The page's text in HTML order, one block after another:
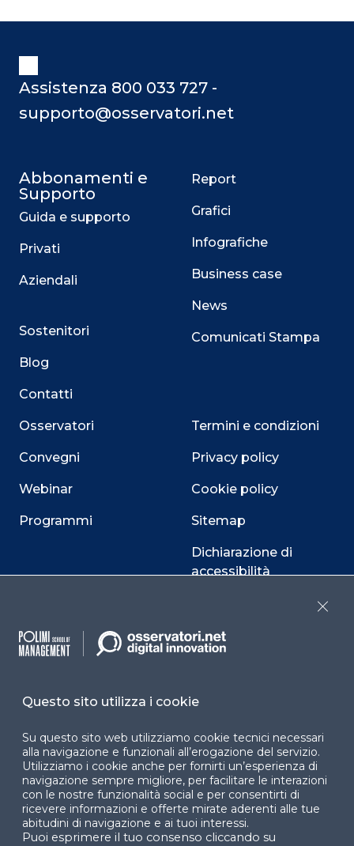
Assistenza 800 033 727 -
supporto@osservatori.net
Abbonamenti e
Supporto
Guida e supporto
Privati
Aziendali
Sostenitori
Blog
Contatti
Osservatori
Convegni
Webinar
Programmi
Report
Grafici
Infografiche
Business case
News
Comunicati Stampa
Termini e condizioni
Privacy policy
Cookie policy
Sitemap
Dichiarazione di
accessibilità
YouTube X
Questo sito utilizza i cookie
Su questo sito web utilizziamo cookie tecnici necessari
alla navigazione e funzionali all’erogazione del servizio.
Utilizziamo i cookie anche per fornirti un’esperienza di
navigazione sempre migliore, per facilitare le interazioni
con le nostre funzionalità social e per consentirti di
ricevere informazioni e offerte mirate aderenti alle tue
abitudini di navigazione e ai tuoi interessi.
Puoi esprimere il tuo consenso cliccando su